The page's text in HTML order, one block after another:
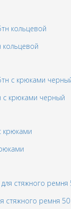
кольцевой
с крюками черный
стяжного ремня